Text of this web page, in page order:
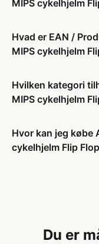
MIPS cykelhjelm
Hvad er EAN /
MIPS cykelhjelm
Hvilken kategori
MIPS cykelhjelm
Hvor kan jeg købe
cykelhjelm Flip
Du er